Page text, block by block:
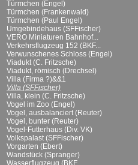
Türmchen (Engel)
Türmchen (Frankenwald)
Türmchen (Paul Engel)
Umgebindehaus (SFFischer)
VERO Miniaturen Bahnhof...
Verkehrsflugzeug 152 (BKF...
Verwunschenes Schloss (Engel)
Viadukt (C. Fritzsche)
Viadukt, römisch (Drechsel)
Villa (Firma ?)&&1
Villa (SFFischer)
Villa, klein (C. Fritzsche)
Vogel im Zoo (Engel)
Vogel, ausbalanciert (Reuter)
Vogel, bunter (Reuter)
Vogel-Futterhaus (Div. VK)
Volkspalast (SFFischer)
Vorgarten (Ebert)
Wandstück (Spranger)
Wasserflugzeug (BKF